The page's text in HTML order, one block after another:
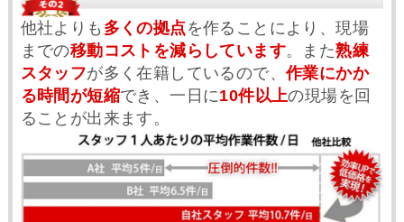
他社よりも 多くの拠点 を作ることにより、現場
までの移動コストを減らしています。また熟練
スタッフが多く在籍しているので、作業にかか
る時間が短縮でき、一日に10件以上の現場を回
ることが出来ます。